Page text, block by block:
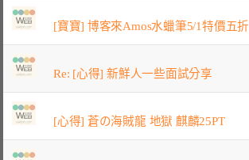
[寶寶] 博客來Amos水蠟筆5/1特價五折
Re: [心得] 新鮮人一些面試分享
[心得] 蒼の海賊龍 地獄 麒麟25PT